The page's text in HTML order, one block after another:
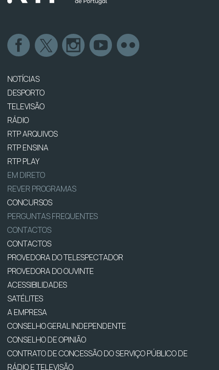
NOTÍCIAS
DESPORTO
TELEVISÃO
RÁDIO
RTP ARQUIVOS
RTP ENSINA
RTP PLAY
EM DIRETO
REVER PROGRAMAS
CONCURSOS
PERGUNTAS FREQUENTES
CONTACTOS
CONTACTOS
PROVEDORA DO TELESPECTADOR
PROVEDORA DO OUVINTE
ACESSIBILIDADES
SATÉLITES
A EMPRESA
CONSELHO GERAL INDEPENDENTE
CONSELHO DE OPINIÃO
CONTRATO DE CONCESSÃO DO SERVIÇO PÚBLICO DE
RÁDIO E TELEVISÃO